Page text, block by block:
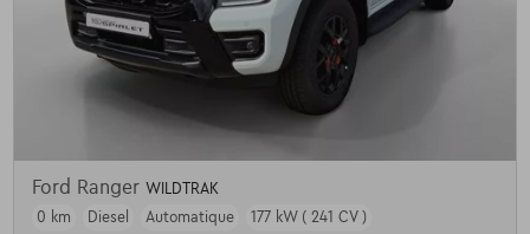
Ford Ranger WILDTRAK
0 km
Diesel Automatique 177 kW ( 241 CV )